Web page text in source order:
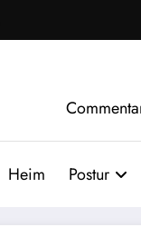
Heim Postur